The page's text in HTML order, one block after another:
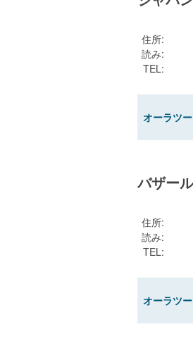
住所:
読み:
TEL:
オーラツ
バザー
住所:
読み:
TEL:
オーラツ